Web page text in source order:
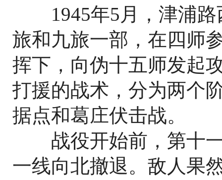
1945年5月，津浦路
旅和九旅一部，在四师
挥下，向伪十五师发起
打援的战术，分为两个
据点和葛庄伏击战。
战役开始前，第十一
一线向北撤退。敌人果